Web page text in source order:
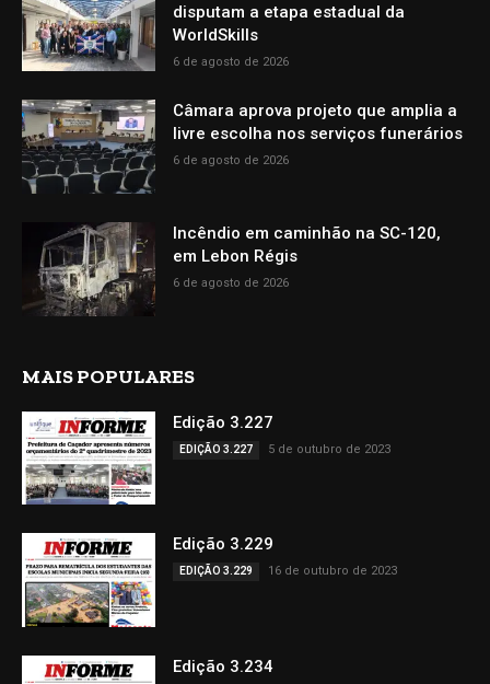
disputam a etapa estadual da
WorldSkills
6 de agosto de 2026
Câmara aprova projeto que amplia a
livre escolha nos serviços funerários
6 de agosto de 2026
Incêndio em caminhão na SC-120,
em Lebon Régis
6 de agosto de 2026
MAIS POPULARES
Edição 3.227
EDIÇÃO 3.227 5 de outubro de 2023
Edição 3.229
EDIÇÃO 3.229 16 de outubro de 2023
Edição 3.234